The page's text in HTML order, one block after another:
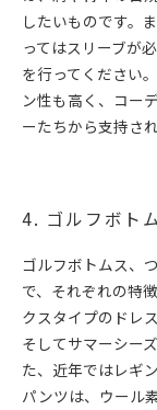
したいものです。
ってはスリーブが
を行ってください
ン性も高く、コー
ーたちから支持さ
4. ゴルフボト
ゴルフボトムス、
で、それぞれの特
クスタイプのドレ
そしてサマーシー
た、近年ではレギ
パンツは、ウール